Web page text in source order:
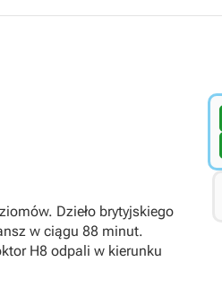
Dzieło brytyjskiego
w ciągu 88 minut.
H8 odpali w kierunku